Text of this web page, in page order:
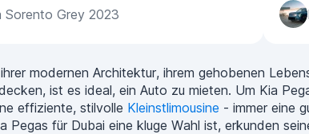
Sorento Grey 2023
modernen Architektur, ihrem gehobenen
ist es ideal, ein Auto zu mieten. Um Kia
effiziente, stilvolle Kleinstlimousine - immer eine
für Dubai eine kluge Wahl ist, erkunden